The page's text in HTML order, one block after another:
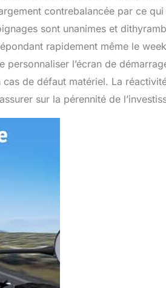
contrebalancée par ce
sont unanimes et
rapidement même le
l’écran de
de défaut matériel. La
sur la pérennité de